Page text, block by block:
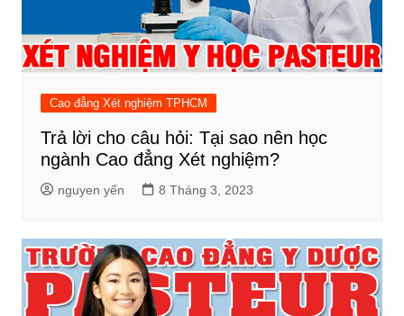
Cao đẳng Xét nghiệm TPHCM
Trả lời cho câu hỏi: Tại sao nên học
ngành Cao đẳng Xét nghiệm?
nguyen yến 8 Tháng 3, 2023